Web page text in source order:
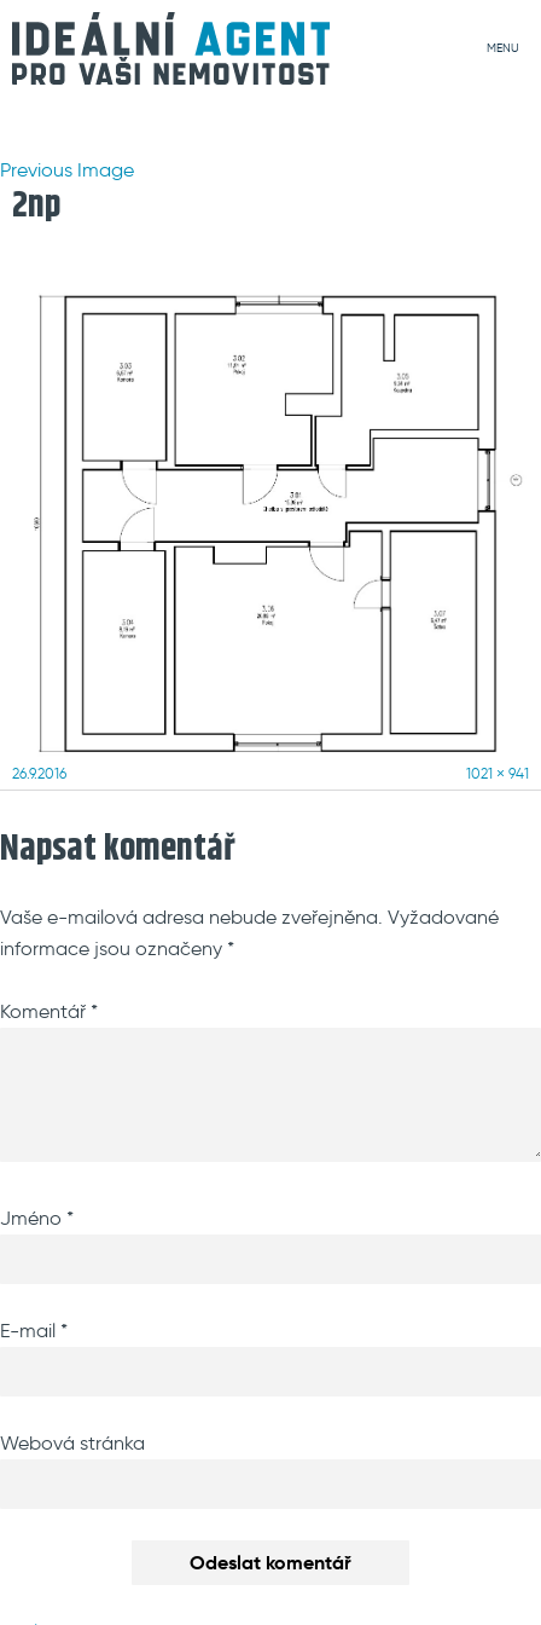
MENU
Previous Image
2np
Posted
26.9.2016
Full
1021 × 941
Napsat komentář
Vaše e-mailová adresa nebude zveřejněna. Vyžadované
informace jsou označeny *
Komentář *
Jméno *
E-mail *
Webová stránka